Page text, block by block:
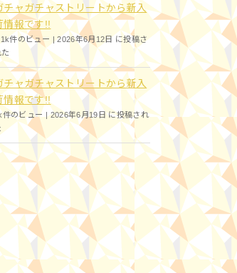
チャガチャストリートから新入
情報です!!
件のビュー |2026年6月12日 に投稿さ
チャガチャストリートから新入
情報です!!
件のビュー |2026年6月19日 に投稿され